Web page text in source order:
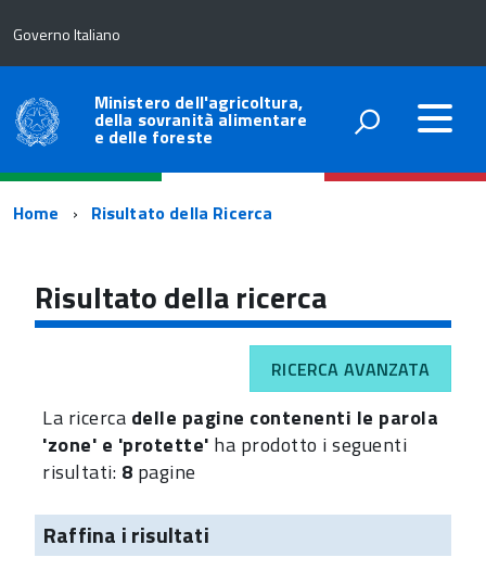
Governo Italiano
Ministero dell'agricoltura,
della sovranità alimentare
e delle foreste
Percorso
navigazione
Home Risultato della Ricerca
Risultato della ricerca
RICERCA AVANZATA
La ricerca delle pagine contenenti le parola
'zone' e 'protette' ha prodotto i seguenti
risultati: 8 pagine
Raffina i risultati